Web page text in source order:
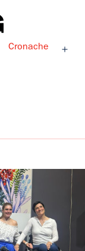
Cronache
Apri